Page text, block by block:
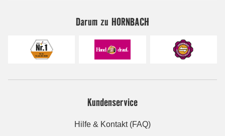
Darum zu HORNBACH
Kundenservice
Hilfe & Kontakt (FAQ)